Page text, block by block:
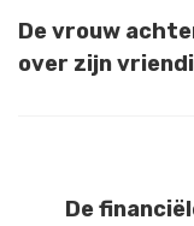
De vrouw
over zijn
De